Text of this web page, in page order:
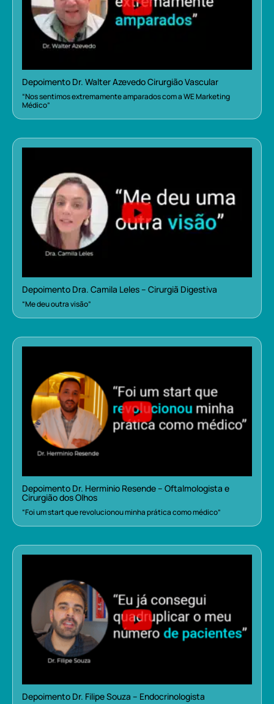
Depoimento Dr. Walter Azevedo Cirurgião Vascular
“Nos sentimos extremamente amparados com a WE Marketing
Médico”
Depoimento Dra. Camila Leles – Cirurgiã Digestiva
“Me deu outra visão”
Depoimento Dr. Herminio Resende – Oftalmologista e
Cirurgião dos Olhos
“Foi um start que revolucionou minha prática como médico”
Depoimento Dr. Filipe Souza – Endocrinologista